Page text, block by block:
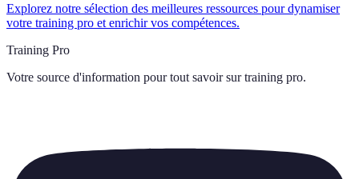
Explorez notre sélection des meilleures ressources pour dynamiser
votre training pro et enrichir vos compétences.
Training Pro
Votre source d'information pour tout savoir sur training pro.